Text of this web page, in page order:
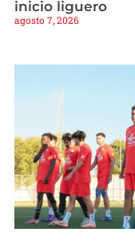
inicio liguero
agosto 7, 2026